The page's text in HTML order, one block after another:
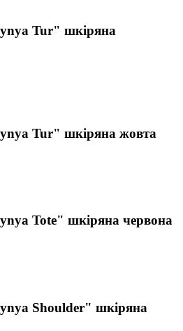
Tur" шкіряна
Tur" шкіряна жовта
Tote" шкіряна червона
Shoulder" шкіряна